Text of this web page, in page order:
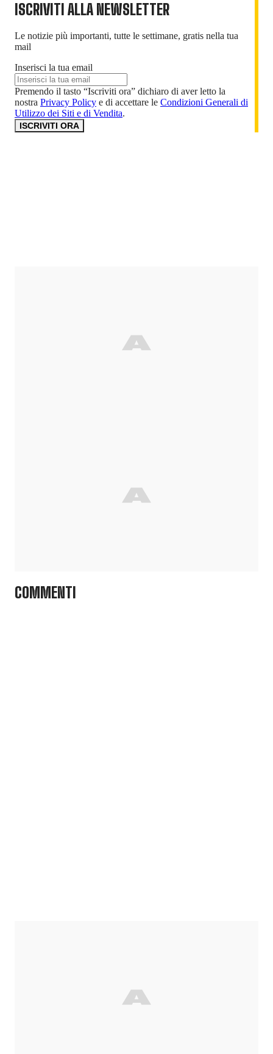
ISCRIVITI ALLA NEWSLETTER
Le notizie più importanti, tutte le settimane, gratis nella tua
mail
Inserisci la tua email
Premendo il tasto “Iscriviti ora” dichiaro di aver letto la
nostra Privacy Policy e di accettare le Condizioni Generali di
Utilizzo dei Siti e di Vendita.
ISCRIVITI ORA
COMMENTI